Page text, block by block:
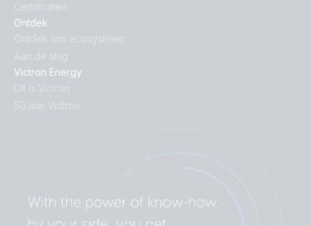
Ontdek
Ontdek ons ecosysteem
Aan de slag
Victron Energy
Dit is Victron
50 jaar Victron
Certificaten